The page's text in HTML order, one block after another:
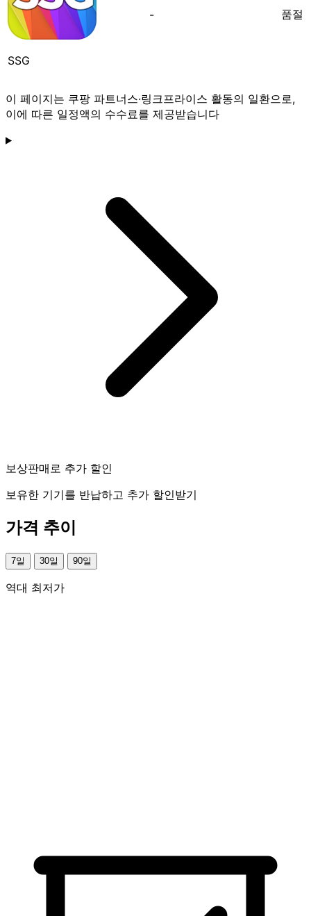
SSG
- 품절
이 페이지는 쿠팡 파트너스·링크프라이스 활동의 일환으로,
이에 따른 일정액의 수수료를 제공받습니다
보상판매로 추가 할인
보유한 기기를 반납하고 추가 할인받기
가격 추이
7일 30일 90일
역대 최저가